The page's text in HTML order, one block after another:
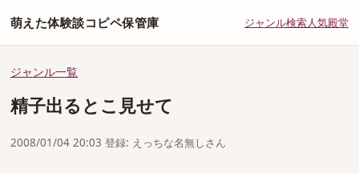
萌えた体験談コピペ保管庫 ジャンル検索人気殿堂
ジャンル一覧
精子出るとこ見せて
2008/01/04 20:03 登録: えっちな名無しさん